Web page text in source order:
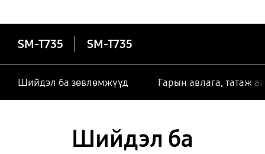
SM-T735 SM-T735
Шийдэл ба зөвлөмжүүд Гарын авлага, татаж
Шийдэл ба